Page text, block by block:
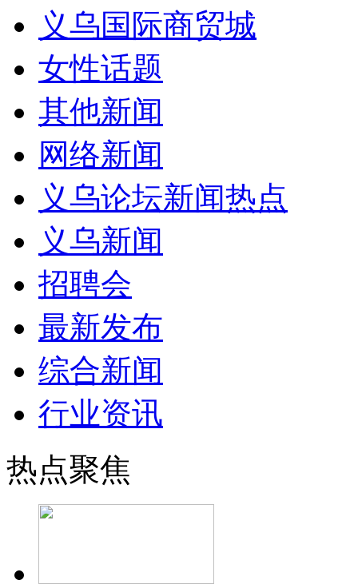
义乌国际商贸城
女性话题
其他新闻
网络新闻
义乌论坛新闻热点
义乌新闻
招聘会
最新发布
综合新闻
行业资讯
热点聚焦